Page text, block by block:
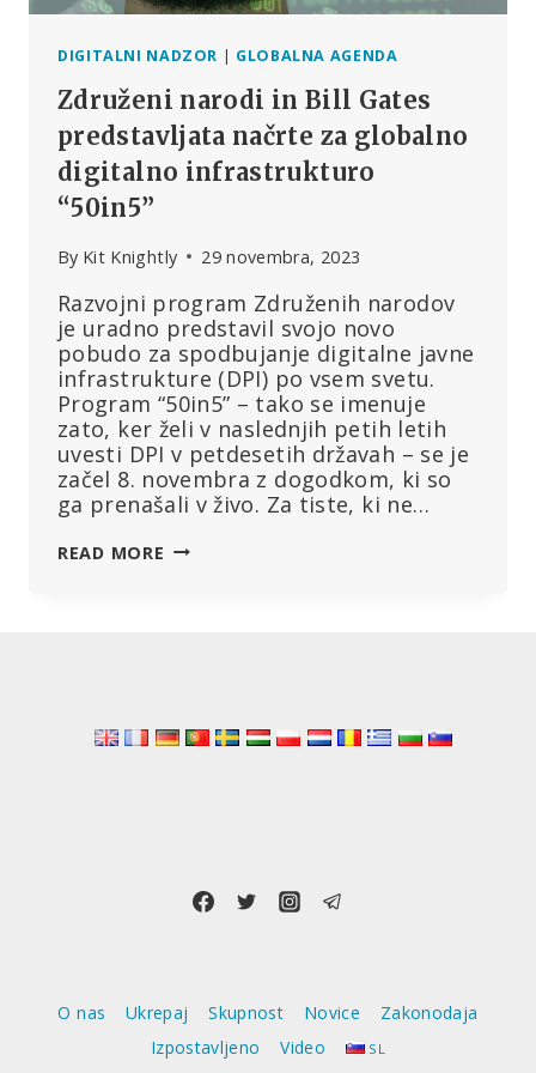
DIGITALNI NADZOR | GLOBALNA AGENDA
Združeni narodi in Bill Gates
predstavljata načrte za globalno
digitalno infrastrukturo
“50in5”
By Kit Knightly 29 novembra, 2023
Razvojni program Združenih narodov
je uradno predstavil svojo novo
pobudo za spodbujanje digitalne javne
infrastrukture (DPI) po vsem svetu.
Program “50in5” – tako se imenuje
zato, ker želi v naslednjih petih letih
uvesti DPI v petdesetih državah – se je
začel 8. novembra z dogodkom, ki so
ga prenašali v živo. Za tiste, ki ne…
READ MORE ZDRUŽENI
ZA
GLOBALNO
O nas Ukrepaj Skupnost Novice
Zakonodaja
Izpostavljeno
Video SL